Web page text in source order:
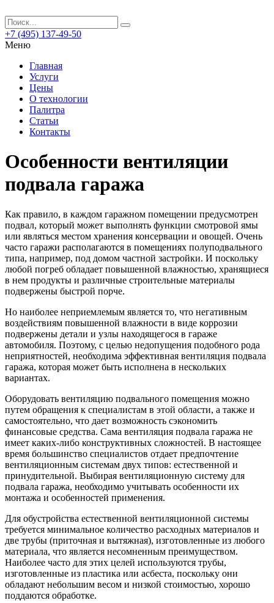
+7 (495) 137-49-50
Меню
Главная
Услуги
Цены
О технологии
Палитра
Статьи
Контакты
Особенности вентиляции
подвала гаража
Как правило, в каждом гаражном помещении предусмотрен
подвал, который может выполнять функции смотровой ямы
или являться местом хранения консервации и овощей. Очень
часто гаражи располагаются в помещениях полуподвального
типа, например, под домом частной застройки. И поскольку
любой погреб обладает повышенной влажностью, хранящиеся
в нем продукты и различные строительные материалы
подвержены быстрой порче.
Но наиболее неприемлемым является то, что негативным
воздействиям повышенной влажности в виде коррозии
подвержены детали и узлы находящегося в гараже
автомобиля. Поэтому, с целью недопущения подобного рода
неприятностей, необходима эффективная вентиляция подвала
гаража, которая может быть исполнена в нескольких
вариантах.
Оборудовать вентиляцию подвального помещения можно
путем обращения к специалистам в этой области, а также и
самостоятельно, что дает возможность сэкономить
финансовые средства. Сама вентиляция подвала гаража не
имеет каких-либо конструктивных сложностей. В настоящее
время большинство специалистов отдает предпочтение
вентиляционным системам двух типов: естественной и
принудительной. Выбирая вентиляционную систему для
подвала гаража, необходимо учитывать особенности их
монтажа и особенностей применения.
Для обустройства естественной вентиляционной системы
требуется минимальное количество расходных материалов и
две трубы (приточная и вытяжная), изготовленные из любого
материала, что является несомненным преимуществом.
Наиболее часто для этих целей используются трубы,
изготовленные из пластика или асбеста, поскольку они
обладают небольшим весом и низкой стоимостью, хорошо
поддаются обработке.